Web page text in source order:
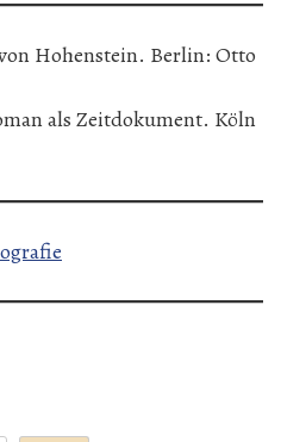
Hohenstein. Berlin: Otto
als Zeitdokument. Köln